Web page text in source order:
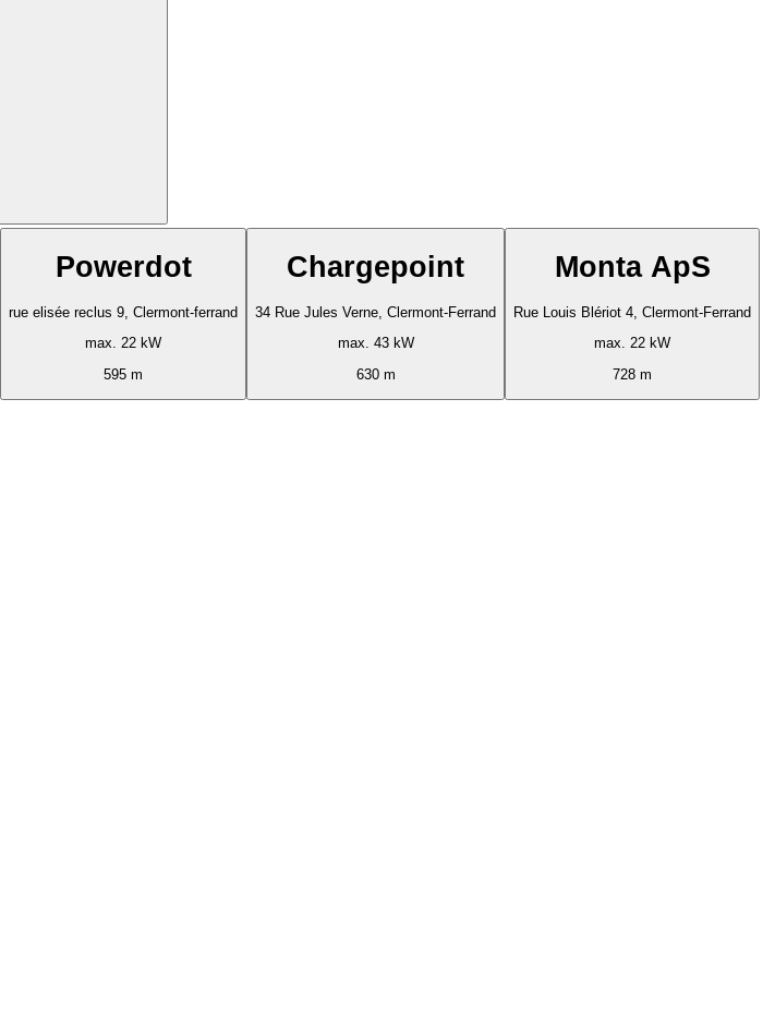
Powerdot
rue elisée reclus 9, Clermont-ferrand
max. 22 kW
595 m
Chargepoint
34 Rue Jules Verne, Clermont-Ferrand
max. 43 kW
630 m
Monta ApS
Rue Louis Blériot 4, Clermont-Ferrand
max. 22 kW
728 m